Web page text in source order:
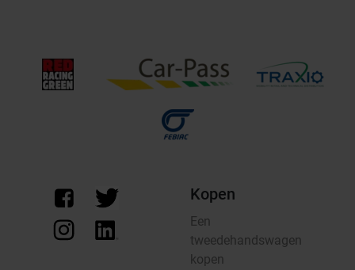
Kopen
Een
tweedehandswagen
kopen